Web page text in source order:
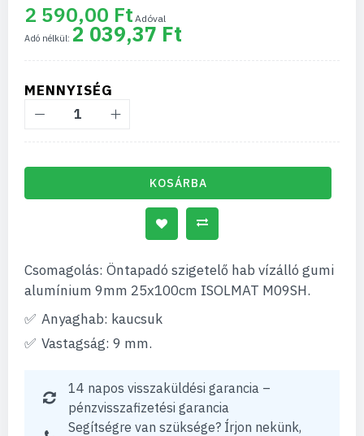
2 590,00 Ft
2 039,37 Ft
MENNYISÉG
KOSÁRBA
Csomagolás: Öntapadó szigetelő hab vízálló gumi
alumínium 9mm 25x100cm ISOLMAT M09SH.
Anyaghab: kaucsuk
Vastagság: 9 mm.
14 napos visszaküldési garancia –
pénzvisszafizetési garancia
Segítségre van szüksége? Írjon nekünk,